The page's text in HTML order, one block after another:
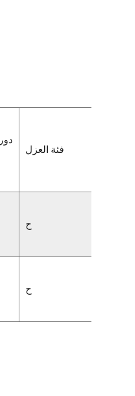
فئة العزل
ح
ح